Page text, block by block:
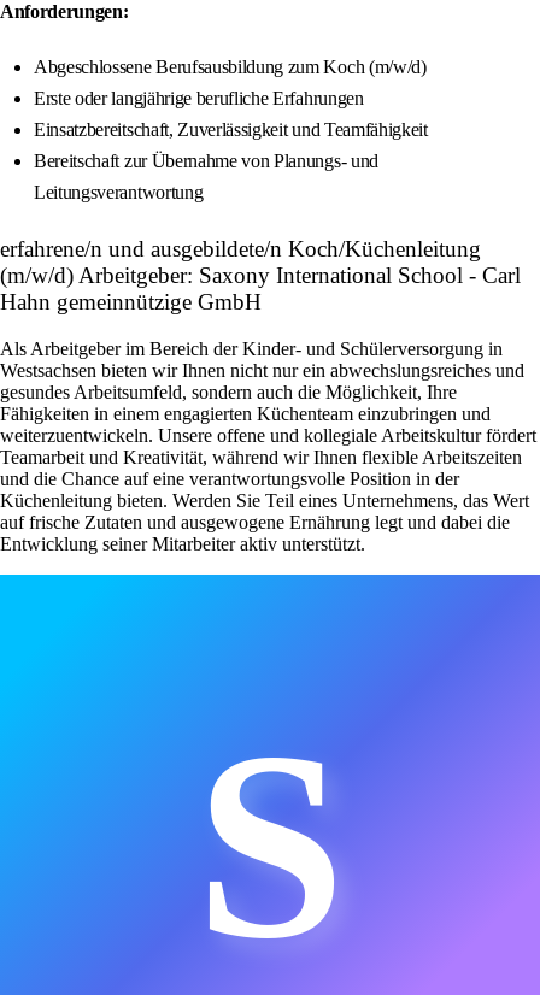
Anforderungen:
Abgeschlossene Berufsausbildung zum Koch (m/w/d)
Erste oder langjährige berufliche Erfahrungen
Einsatzbereitschaft, Zuverlässigkeit und Teamfähigkeit
Bereitschaft zur Übernahme von Planungs- und
Leitungsverantwortung
erfahrene/n und ausgebildete/n Koch/Küchenleitung
(m/w/d) Arbeitgeber: Saxony International School - Carl
Hahn gemeinnützige GmbH
Als Arbeitgeber im Bereich der Kinder- und Schülerversorgung in
Westsachsen bieten wir Ihnen nicht nur ein abwechslungsreiches und
gesundes Arbeitsumfeld, sondern auch die Möglichkeit, Ihre
Fähigkeiten in einem engagierten Küchenteam einzubringen und
weiterzuentwickeln. Unsere offene und kollegiale Arbeitskultur fördert
Teamarbeit und Kreativität, während wir Ihnen flexible Arbeitszeiten
und die Chance auf eine verantwortungsvolle Position in der
Küchenleitung bieten. Werden Sie Teil eines Unternehmens, das Wert
auf frische Zutaten und ausgewogene Ernährung legt und dabei die
Entwicklung seiner Mitarbeiter aktiv unterstützt.
S